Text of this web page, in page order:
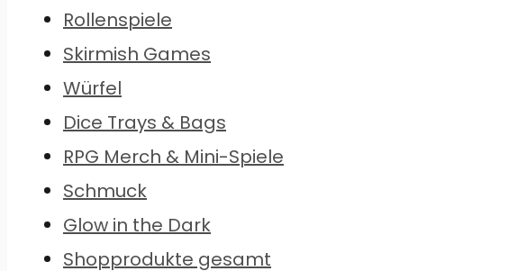
Rollenspiele
Skirmish Games
Würfel
Dice Trays & Bags
RPG Merch & Mini-Spiele
Schmuck
Glow in the Dark
Shopprodukte gesamt